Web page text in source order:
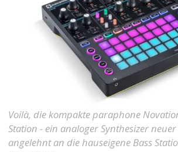
Voilà, die kompakte paraphone
Station - ein analoger Synthesizer neuer
angelehnt an die hauseigene Bass